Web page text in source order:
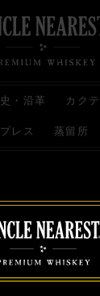
・沿革 カク
プレス 蒸留所
代理店 規約と条件
and
MAKER
and DRINK